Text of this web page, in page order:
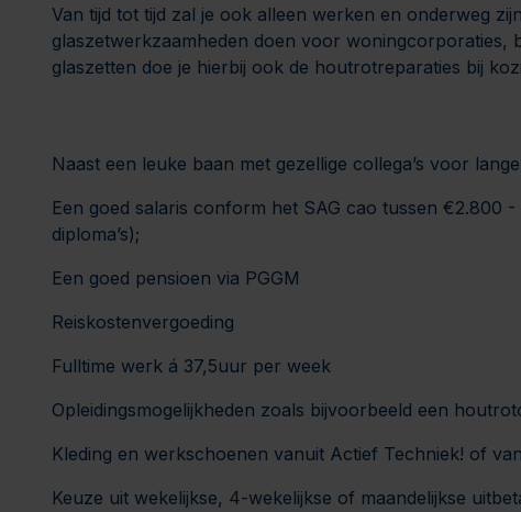
Van tijd tot tijd zal je ook alleen werken en onderweg
glaszetwerkzaamheden doen voor woningcorporaties,
glaszetten doe je hierbij ook de houtrotreparaties bij
Naast een leuke baan met gezellige collega’s voor
Een goed salaris conform het SAG cao tussen €2.800
diploma’s);
Een goed pensioen via PGGM
Reiskostenvergoeding
Fulltime werk á 37,5uur per week
Opleidingsmogelijkheden zoals bijvoorbeeld een
Kleding en werkschoenen vanuit Actief Techniek! of
Keuze uit wekelijkse, 4-wekelijkse of maandelijkse